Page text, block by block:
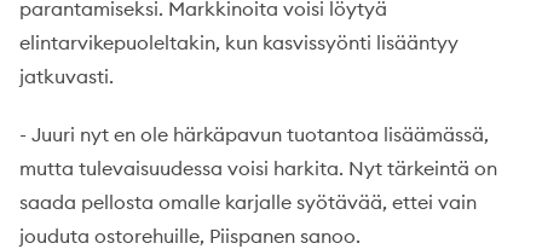
parantamiseksi. Markkinoita voisi löytyä
elintarvikepuoleltakin, kun kasvissyönti lisääntyy
jatkuvasti.
- Juuri nyt en ole härkäpavun tuotantoa lisäämässä,
mutta tulevaisuudessa voisi harkita. Nyt tärkeintä on
saada pellosta omalle karjalle syötävää, ettei vain
jouduta ostorehuille, Piispanen sanoo.